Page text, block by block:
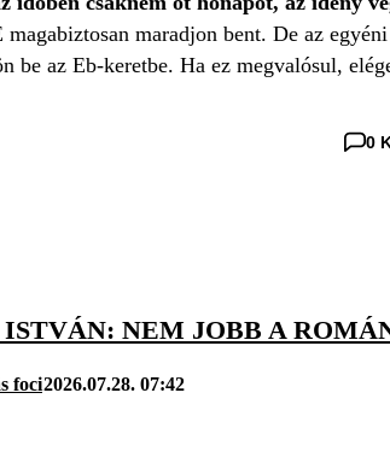
magabiztosan maradjon bent. De az
be az Eb-keretbe. Ha ez megvalósul,
0
ISTVÁN: NEM JOBB A
foci2026.07.28. 07:42